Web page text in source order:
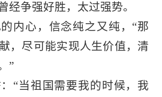
争强好胜，太过强势。
心，信念纯之又纯，“那
，尽可能实现人生价值，清
”
当祖国需要我的时候，我